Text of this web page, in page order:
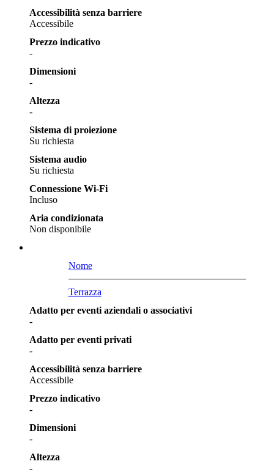
Accessibilità senza barriere
Accessibile
Prezzo indicativo
-
Dimensioni
-
Altezza
-
Sistema di proiezione
Su richiesta
Sistema audio
Su richiesta
Connessione Wi-Fi
Incluso
Aria condizionata
Non disponibile
Nome
Terrazza
Adatto per eventi aziendali o associativi
-
Adatto per eventi privati
-
Accessibilità senza barriere
Accessibile
Prezzo indicativo
-
Dimensioni
-
Altezza
-